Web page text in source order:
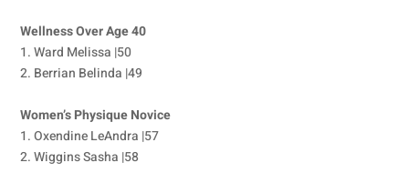
Wellness Over Age 40
1. Ward Melissa |50
2. Berrian Belinda |49
Women’s Physique Novice
1. Oxendine LeAndra |57
2. Wiggins Sasha |58